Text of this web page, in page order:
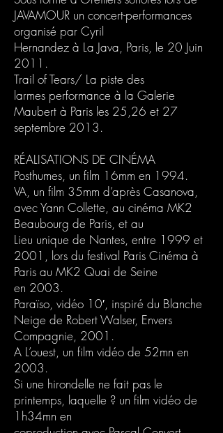
JAVAMOUR un concert-performances
organisé par Cyril
Hernandez à La Java, Paris, le 20 Juin
2011.
Trail of Tears/ La piste des
larmes performance à la Galerie
Maubert à Paris les 25,26 et 27
septembre 2013.
RÉALISATIONS DE CINÉMA
Posthumes, un film 16mm en 1994.
VA, un film 35mm d’après Casanova,
avec Yann Collette, au cinéma MK2
Beaubourg de Paris, et au
Lieu unique de Nantes, entre 1999 et
2001, lors du festival Paris Cinéma à
Paris au MK2 Quai de Seine
en 2003.
Paraïso, vidéo 10′, inspiré du Blanche
Neige de Robert Walser, Envers
Compagnie, 2001.
A L’ouest, un film vidéo de 52mn en
2003.
Si une hirondelle ne fait pas le
printemps, laquelle ? un film vidéo de
1h34mn en